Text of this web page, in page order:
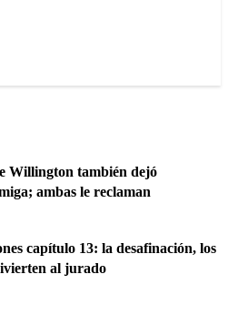
Willington también dejó
ambas le reclaman
capítulo 13: la desafinación, los
al jurado